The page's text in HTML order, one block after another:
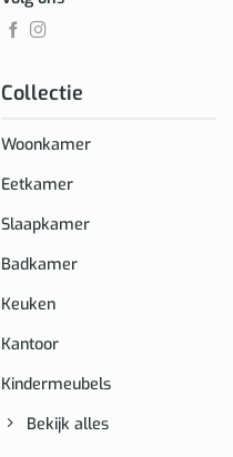
Collectie
Woonkamer
Eetkamer
Slaapkamer
Badkamer
Keuken
Kantoor
Kindermeubels
Bekijk alles